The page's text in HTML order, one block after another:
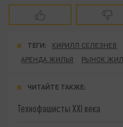
ТЕГИ: КИРИЛЛ СЕЛЕЗНЕВ
АРЕНДА ЖИЛЬЯ
РЫНОК
ЧИТАЙТЕ ТАКЖЕ:
Технофашисты XXI века